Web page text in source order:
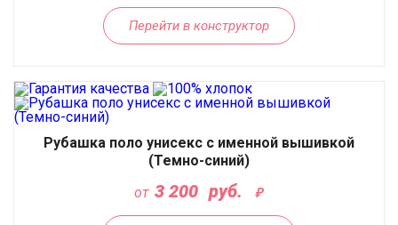
Перейти в конструктор
Рубашка поло унисекс с именной вышивкой
(Темно-синий)
от 3 200 руб.